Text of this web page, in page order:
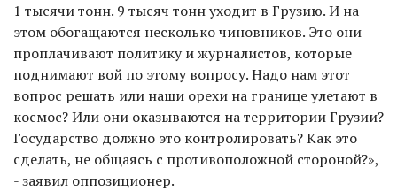
1 тысячи тонн. 9 тысяч тонн уходит в Грузию. И на
этом обогащаются несколько чиновников. Это они
проплачивают политику и журналистов, которые
поднимают вой по этому вопросу. Надо нам этот
вопрос решать или наши орехи на границе улетают в
космос? Или они оказываются на территории Грузии?
Государство должно это контролировать? Как это
сделать, не общаясь с противоположной стороной?»,
- заявил оппозиционер.